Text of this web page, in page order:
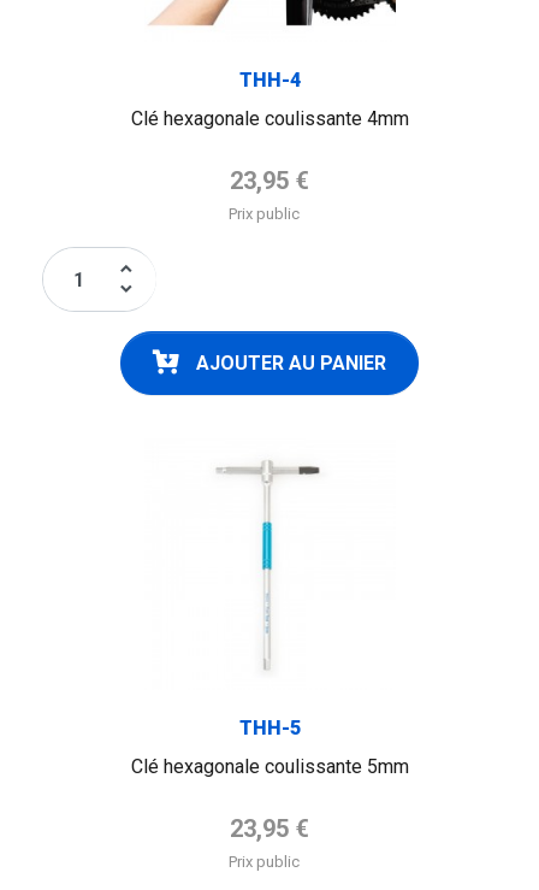
THH-4
Clé hexagonale coulissante 4mm
Prix de base
23,95 €
Prix public
keyboard_arrow_up
keyboard_arrow_down
AJOUTER AU PANIER
THH-5
Clé hexagonale coulissante 5mm
Prix de base
23,95 €
Prix public